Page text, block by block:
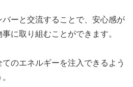
バーと交流することで、安心感が
に取り組むことができます。
てのエネルギーを注入できるよう